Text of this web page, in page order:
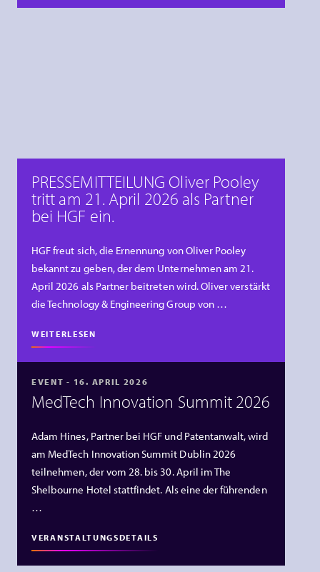
PRESSEMITTEILUNG Oliver Pooley
tritt am 21. April 2026 als Partner
bei HGF ein.
HGF freut sich, die Ernennung von Oliver Pooley
bekannt zu geben, der dem Unternehmen am 21.
April 2026 als Partner beitreten wird. Oliver verstärkt
die Technology & Engineering Group von …
WEITERLESEN
EVENT - 16. APRIL 2026
MedTech Innovation Summit 2026
Adam Hines, Partner bei HGF und Patentanwalt, wird
am MedTech Innovation Summit Dublin 2026
teilnehmen, der vom 28. bis 30. April im The
Shelbourne Hotel stattfindet. Als eine der führenden
…
VERANSTALTUNGSDETAILS